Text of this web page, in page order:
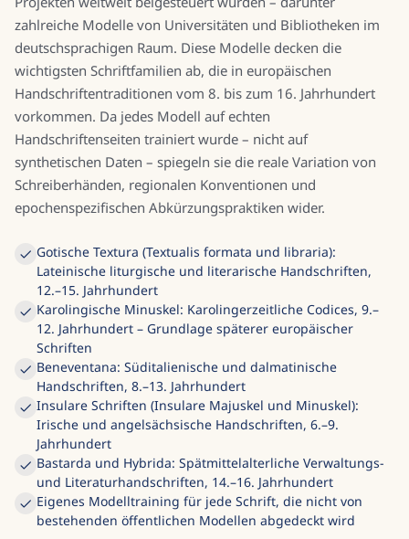
HTR-Modelle, die von Mediävisten und Digital-Humanities-
Projekten weltweit beigesteuert wurden – darunter
zahlreiche Modelle von Universitäten und Bibliotheken im
deutschsprachigen Raum. Diese Modelle decken die
wichtigsten Schriftfamilien ab, die in europäischen
Handschriftentraditionen vom 8. bis zum 16. Jahrhundert
vorkommen. Da jedes Modell auf echten
Handschriftenseiten trainiert wurde – nicht auf
synthetischen Daten – spiegeln sie die reale Variation von
Schreiberhänden, regionalen Konventionen und
Gotische Textura (Textualis formata und libraria):
Lateinische liturgische und literarische Handschriften,
12.–15. Jahrhundert
Karolingische Minuskel: Karolingerzeitliche Codices, 9.–
12. Jahrhundert – Grundlage späterer europäischer
Schriften
Beneventana: Süditalienische und dalmatinische
Handschriften, 8.–13. Jahrhundert
Insulare Schriften (Insulare Majuskel und Minuskel):
Irische und angelsächsische Handschriften, 6.–9.
Jahrhundert
Bastarda und Hybrida: Spätmittelalterliche Verwaltungs-
und Literaturhandschriften, 14.–16. Jahrhundert
Eigenes Modelltraining für jede Schrift, die nicht von